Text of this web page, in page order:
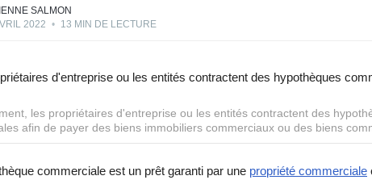
SALMON
2022 • 13 MIN DE LECTURE
les propriétaires d'entreprise ou les entités contractent des
afin de payer des biens immobiliers commerciaux ou des biens
commerciale est un prêt garanti par une propriété commerciale